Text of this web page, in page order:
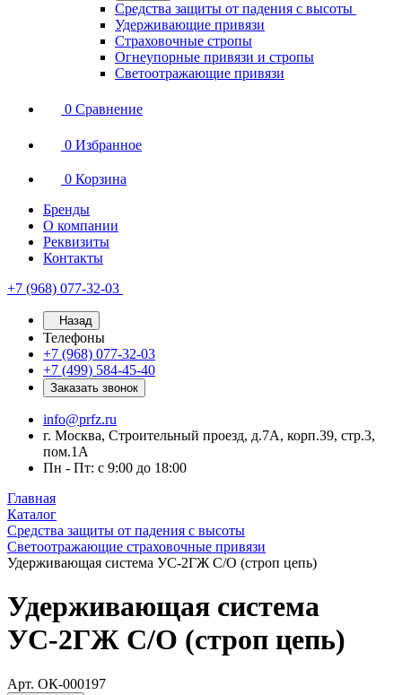
Средства защиты от падения с высоты
Удерживающие привязи
Страховочные стропы
Огнеупорные привязи и стропы
Светоотражающие привязи
0 Сравнение
0 Избранное
0 Корзина
Бренды
О компании
Реквизиты
Контакты
+7 (968) 077-32-03
Назад
Телефоны
+7 (968) 077-32-03
+7 (499) 584-45-40
Заказать звонок
info@prfz.ru
г. Москва, Строительный проезд, д.7А, корп.39, стр.3,
пом.1А
Пн - Пт: с 9:00 до 18:00
Главная
Каталог
Средства защиты от падения с высоты
Светоотражающие страховочные привязи
Удерживающая система УС-2ГЖ С/О (строп цепь)
Удерживающая система
УС-2ГЖ С/О (строп цепь)
Арт. ОК-000197